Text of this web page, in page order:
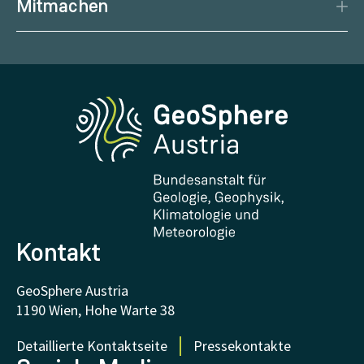
Management
Medien
Kontakt und Besuch
Forschung und Kooperationen
Downloads
Zertifikate und Auszeichnungen
FAQ - Häufig gestellte Fragen
Forschung unterstützen
Mitmachen
Erdbeben melden
Phenowatch.at
Kontakt
GeoSphere Austria
1190 Wien, Hohe Warte 38
Detaillierte Kontaktseite
Pressekontakte